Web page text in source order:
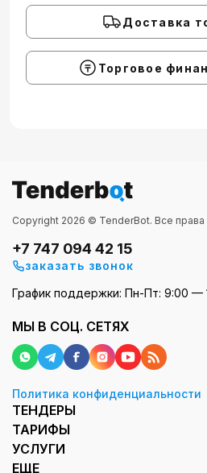
Доставка
Торговое
Copyright 2026 © TenderBot. Все
+7 747 094 42 15
заказать звонок
График поддержки: Пн-Пт: 9:00 —
МЫ В СОЦ. СЕТЯХ
Политика конфиденциальности
ТЕНДЕРЫ
ТАРИФЫ
УСЛУГИ
ЕЩЕ